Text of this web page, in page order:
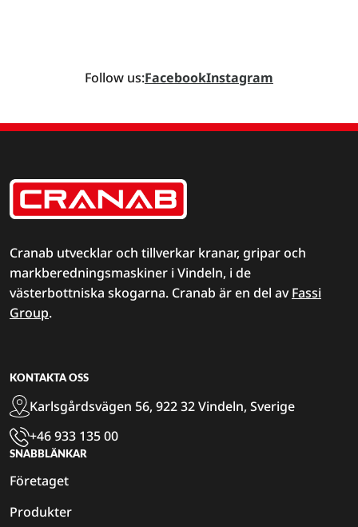
Follow us:FacebookInstagram
Cranab utvecklar och tillverkar kranar, gripar och
markberedningsmaskiner i Vindeln, i de
västerbottniska skogarna. Cranab är en del avFassi
Group.
KONTAKTA OSS
Karlsgårdsvägen 56, 922 32 Vindeln, Sverige
+46 933 135 00
SNABBLÄNKAR
Företaget
Produkter